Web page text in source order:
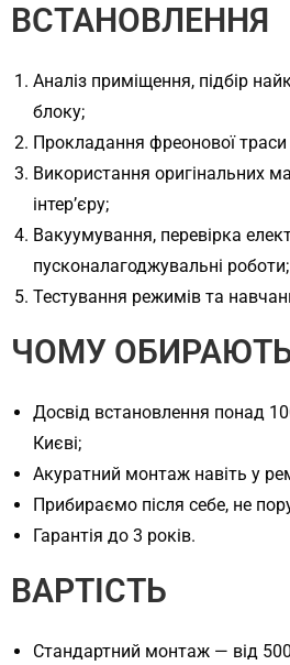
ВСТАНОВЛЕННЯ
Аналіз приміщення, підбір
блоку;
Прокладання фреонової траси
Використання оригінальних
інтер’єру;
Вакуумування, перевірка
пусконалагоджувальні роботи;
Тестування режимів та
ЧОМУ
Досвід встановлення понад
Києві;
Акуратний монтаж навіть у
Прибираємо після себе, не
Гарантія до 3 років.
ВАРТІСТЬ
Стандартний монтаж — від